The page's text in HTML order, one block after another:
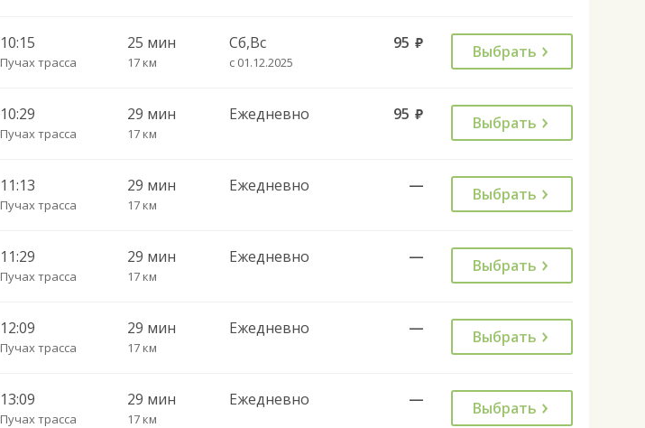
10:15
Пучах трасса
25 мин
17 км
Сб,Вс
с 01.12.2025
95 руб. Выбрать
10:29
Пучах трасса
29 мин
17 км
Ежедневно 95 руб. Выбрать
11:13
Пучах трасса
29 мин
17 км
Ежедневно — Выбрать
11:29
Пучах трасса
29 мин
17 км
Ежедневно — Выбрать
12:09
Пучах трасса
29 мин
17 км
Ежедневно — Выбрать
13:09
Пучах трасса
29 мин
17 км
Ежедневно — Выбрать